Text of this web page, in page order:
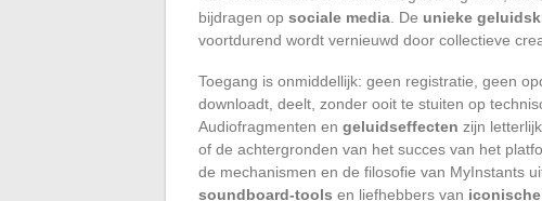
bijdragen op sociale media . De unieke
voortdurend wordt vernieuwd door collectieve
Toegang is onmiddellijk: geen registratie, geen
downloadt, deelt, zonder ooit te stuiten op
Audiofragmenten en geluidseffecten zijn
of de achtergronden van het succes van het
de mechanismen en de filosofie van MyInstants
soundboard-tools en liefhebbers van